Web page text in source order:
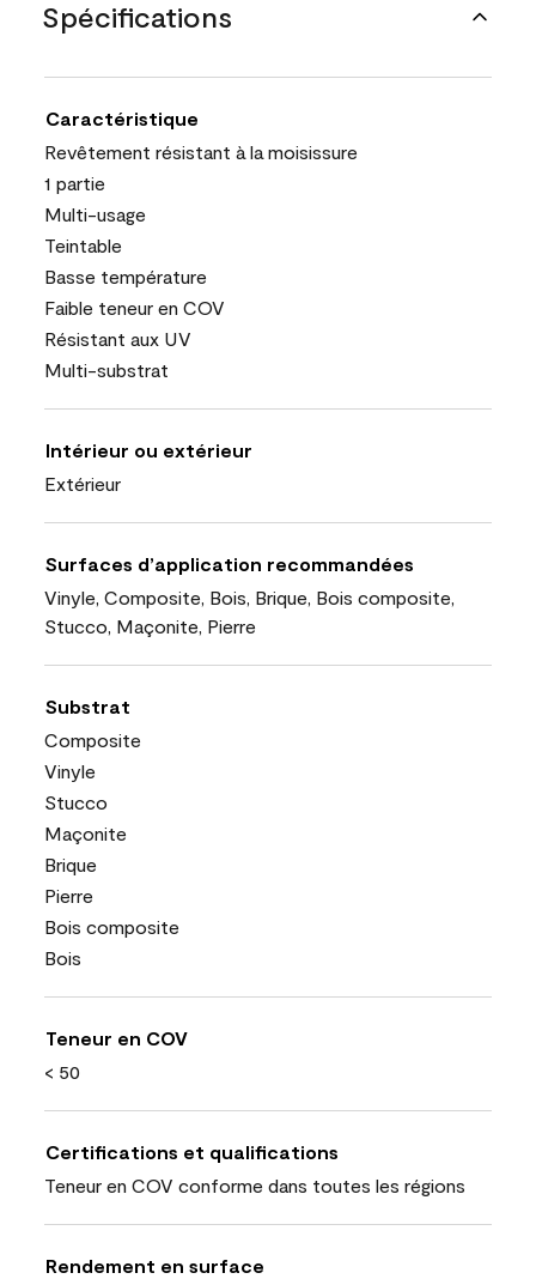
Spécifications
Caractéristique
Revêtement résistant à la moisissure
1 partie
Multi-usage
Teintable
Basse température
Faible teneur en COV
Résistant aux UV
Multi-substrat
Intérieur ou extérieur
Extérieur
Surfaces d’application recommandées
Vinyle, Composite, Bois, Brique, Bois composite,
Stucco, Maçonite, Pierre
Substrat
Composite
Vinyle
Stucco
Maçonite
Brique
Pierre
Bois composite
Bois
Teneur en COV
< 50
Certifications et qualifications
Teneur en COV conforme dans toutes les régions
Rendement en surface